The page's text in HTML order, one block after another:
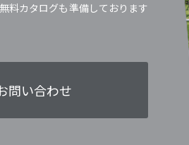
料カタログも準備しております
問い合わせ